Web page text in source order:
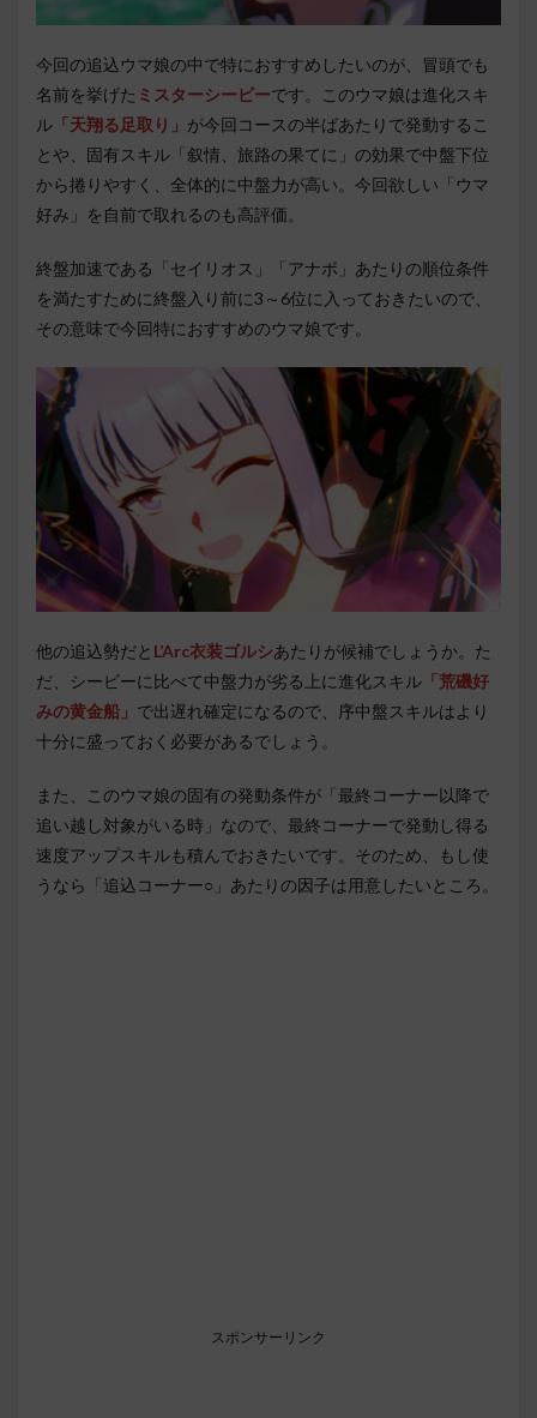
今回の追込ウマ娘の中で特におすすめしたいのが、冒頭でも
名前を挙げた ミスターシービーです。このウマ娘は進化スキ
ル 「天翔る足取り」 が今回コースの半ばあたりで発動するこ
とや、固有スキル「叙情、旅路の果てに」の効果で中盤下位
から捲りやすく、全体的に中盤力が高い。今回欲しい「ウマ
好み」を自前で取れるのも高評価。
終盤加速である「セイリオス」「アナボ」あたりの順位条件
を満たすために終盤入り前に3～6位に入っておきたいので、
その意味で今回特におすすめのウマ娘です。
他の追込勢だと L’Arc衣装ゴルシあたりが候補でしょうか。た
だ、シービーに比べて中盤力が劣る上に進化スキル 「荒磯好
みの黄金船」 で出遅れ確定になるので、序中盤スキルはより
十分に盛っておく必要があるでしょう。
また、このウマ娘の固有の発動条件が「最終コーナー以降で
追い越し対象がいる時」なので、最終コーナーで発動し得る
速度アップスキルも積んでおきたいです。そのため、もし使
うなら「追込コーナー○」あたりの因子は用意したいところ。
スポンサーリンク